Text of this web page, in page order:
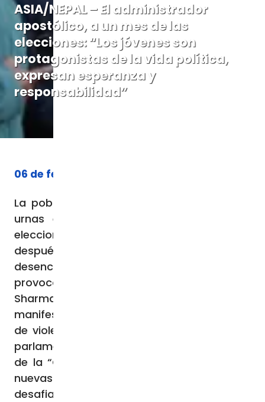
ASIA/NEPAL – El administrador
apostólico, a un mes de las
elecciones: “Los jóvenes son
protagonistas de la vida política,
expresan esperanza y
responsabilidad”
06 de febrero de 2026
La población de Nepal está llamada a las
urnas el próximo 5 de marzo para las
elecciones parlamentarias, cinco meses
después de las protestas callejeras que
desencadenaron una crisis política,
provocando la dimisión del primer ministro
Sharma Oli y la caída del gobierno. Estas
manifestaciones, que incluyeron episodios
de violencia como el asalto e incendio del
parlamento, fueron lideradas por jóvenes
de la “Generación Z” y abrieron espacio a
nuevas fuerzas políticas capaces de
desafiar a los partidos tradicionales y a la